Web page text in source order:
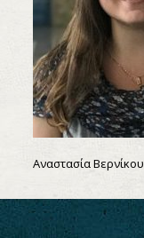
Αναστασία Βερνίκου